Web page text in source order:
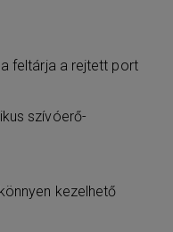
feltárja a rejtett port
szívóerő-
kezelhető